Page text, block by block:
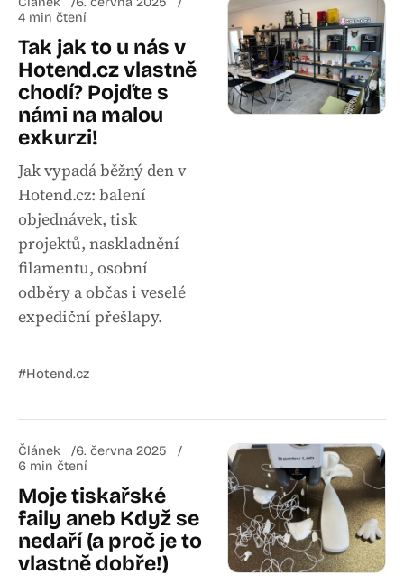
4 min čtení
Tak jak to u nás v
Hotend.cz vlastně
chodí? Pojďte s
námi na malou
exkurzi!
Jak vypadá běžný den v
Hotend.cz: balení
objednávek, tisk
projektů, naskladnění
filamentu, osobní
odběry a občas i veselé
expediční přešlapy.
#Hotend.cz
Článek
6. června 2025
6 min čtení
Moje tiskařské
faily aneb Když se
nedaří (a proč je to
vlastně dobře!)